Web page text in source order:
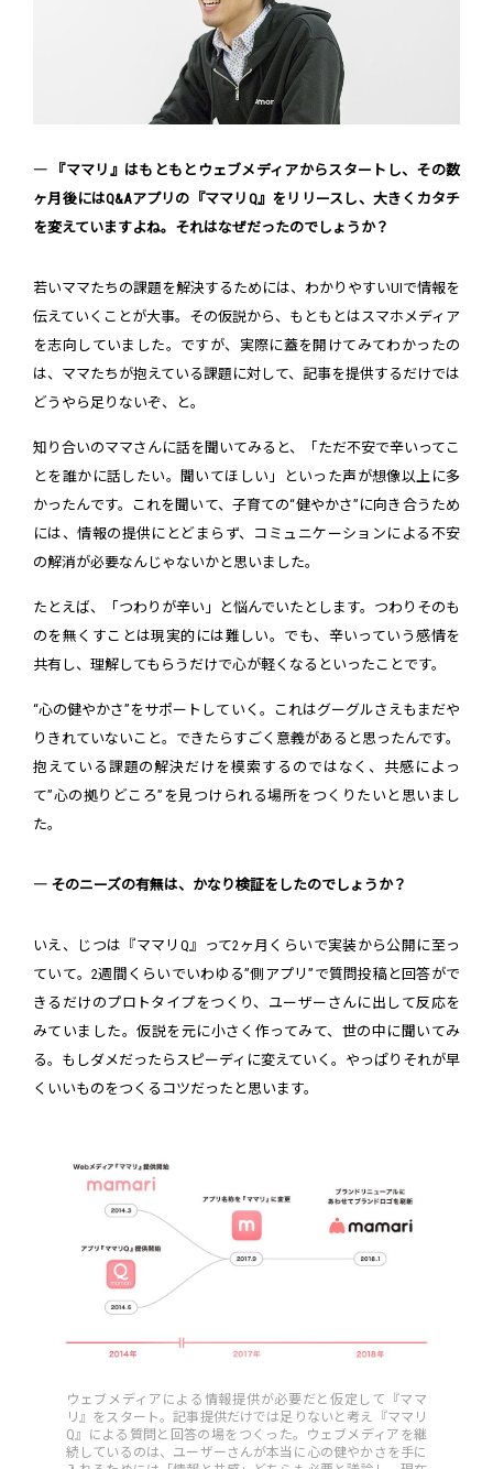
― 『ママリ』はもともとウェブメディアからスタートし、その数
ヶ月後にはQ&Aアプリの『ママリQ』をリリースし、大きくカタチ
を変えていますよね。それはなぜだったのでしょうか？
若いママたちの課題を解決するためには、わかりやすいUIで情報を
伝えていくことが大事。その仮説から、もともとはスマホメディア
を志向していました。ですが、実際に蓋を開けてみてわかったの
は、ママたちが抱えている課題に対して、記事を提供するだけでは
どうやら足りないぞ、と。
知り合いのママさんに話を聞いてみると、「ただ不安で辛いってこ
とを誰かに話したい。聞いてほしい」といった声が想像以上に多
かったんです。これを聞いて、子育ての“健やかさ”に向き合うため
には、情報の提供にとどまらず、コミュニケーションによる不安
の解消が必要なんじゃないかと思いました。
たとえば、「つわりが辛い」と悩んでいたとします。つわりそのも
のを無くすことは現実的には難しい。でも、辛いっていう感情を
共有し、理解してもらうだけで心が軽くなるといったことです。
“心の健やかさ”をサポートしていく。これはグーグルさえもまだや
りきれていないこと。できたらすごく意義があると思ったんです。
抱えている課題の解決だけを模索するのではなく、共感によっ
て”心の拠りどころ”を見つけられる場所をつくりたいと思いまし
た。
― そのニーズの有無は、かなり検証をしたのでしょうか？
いえ、じつは『ママリQ』って2ヶ月くらいで実装から公開に至っ
ていて。2週間くらいでいわゆる”側アプリ”で質問投稿と回答がで
きるだけのプロトタイプをつくり、ユーザーさんに出して反応を
みていました。仮説を元に小さく作ってみて、世の中に聞いてみ
る。もしダメだったらスピーディに変えていく。やっぱりそれが早
くいいものをつくるコツだったと思います。
ウェブメディアによる情報提供が必要だと仮定して『ママ
リ』をスタート。記事提供だけでは足りないと考え『ママリ
Q』による質問と回答の場をつくった。ウェブメディアを継
続しているのは、ユーザーさんが本当に心の健やかさを手に